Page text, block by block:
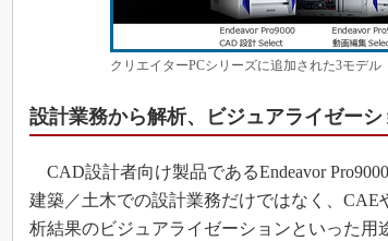
クリエイターPCシリーズに追加された3モデ
設計業務から解析、ビジュアライゼー
CAD設計者向け製品であるEndeavor
建築／土木での設計業務だけではなく、
析結果のビジュアライゼーションといった